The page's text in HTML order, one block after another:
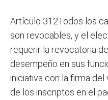
Artículo 312Todos los
son revocables, y el
requerir la revocatoria
desempeño en sus
iniciativa con la firma
de los inscriptos en el